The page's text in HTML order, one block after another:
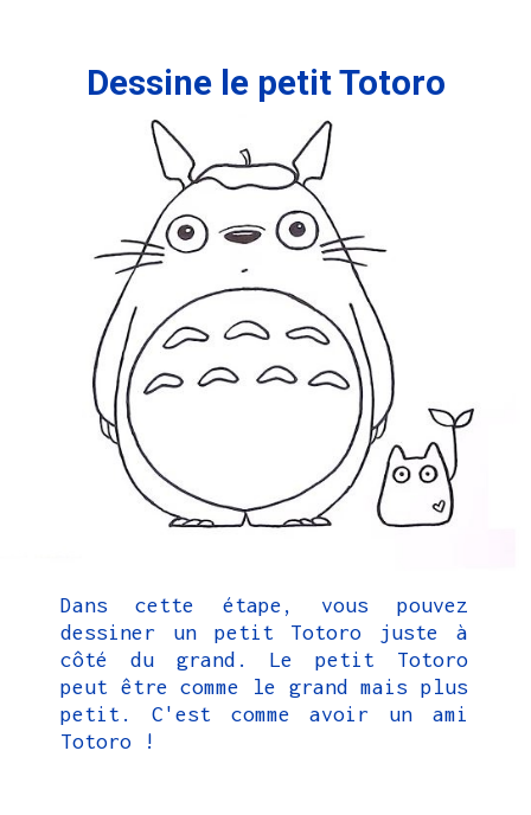
Dessine le petit Totoro
Dans cette étape, vous pouvez
dessiner un petit Totoro juste à
côté du grand. Le petit Totoro
peut être comme le grand mais plus
petit. C'est comme avoir un ami
Totoro !